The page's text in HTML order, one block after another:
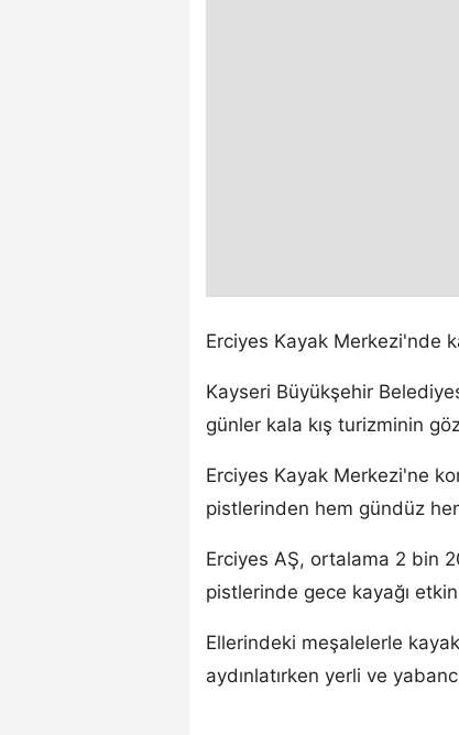
Erciyes Kayak Merkezi'nde
Kayseri Büyükşehir
günler kala kış turizminin
Erciyes Kayak Merkezi'ne
pistlerinden hem gündüz
Erciyes AŞ, ortalama 2 bin
pistlerinde gece kayağı
Ellerindeki meşalelerle
aydınlatırken yerli ve